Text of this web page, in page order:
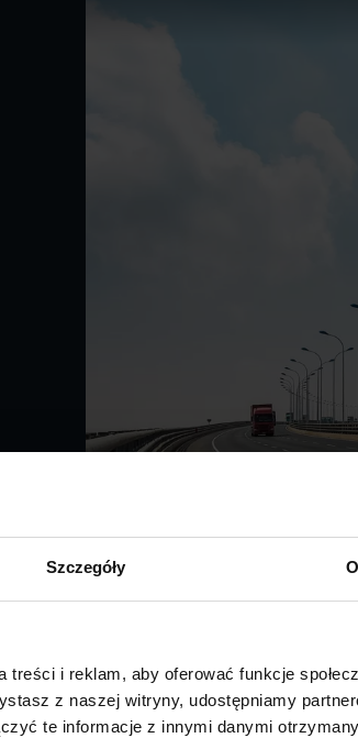
Szczegóły
i reklam, aby oferować funkcje
z naszej witryny, udostępniamy
te informacje z innymi danymi